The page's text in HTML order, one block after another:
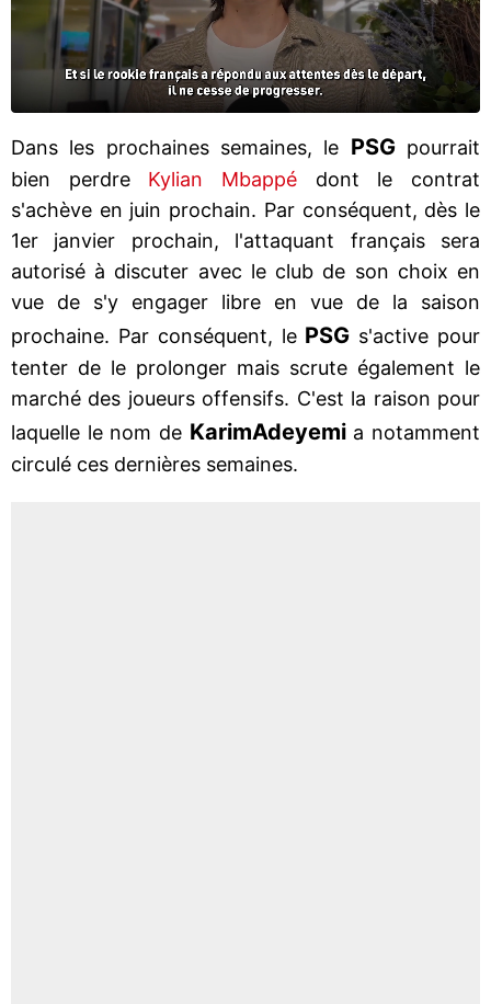
Dans les prochaines semaines, le PSGpourrait
bien perdre Kylian Mbappé dont le contrat
s'achève en juin prochain. Par conséquent, dès le
1er janvier prochain, l'attaquant français sera
autorisé à discuter avec le club de son choix en
vue de s'y engager libre en vue de la saison
prochaine. Par conséquent, le PSG s'active pour
tenter de le prolonger mais scrute également le
marché des joueurs offensifs. C'est la raison pour
laquelle le nom de KarimAdeyemia notamment
circulé ces dernières semaines.